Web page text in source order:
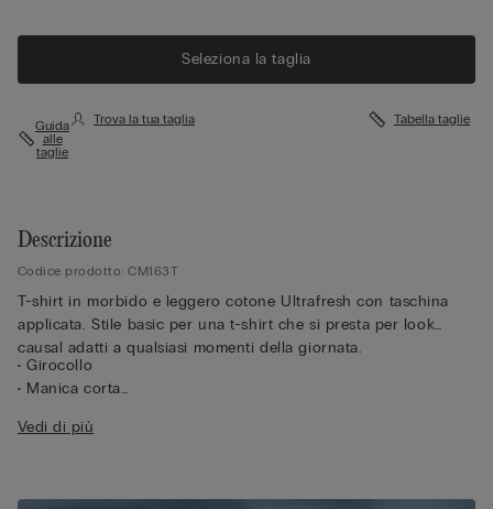
Seleziona la taglia
Guida
alle
taglie
Trova la tua taglia Tabella taglie
Descrizione
Codice prodotto: CM163T
T-shirt in morbido e leggero cotone Ultrafresh con taschina
applicata. Stile basic per una t-shirt che si presta per look
causal adatti a qualsiasi momenti della giornata.
• Girocollo
• Manica corta
• Vestibilità regular
Vedi di più